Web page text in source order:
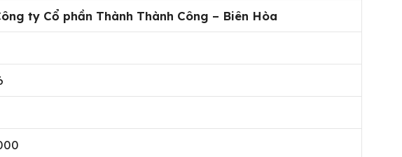
ty Cổ phần Thành Thành Công – Biên Hòa